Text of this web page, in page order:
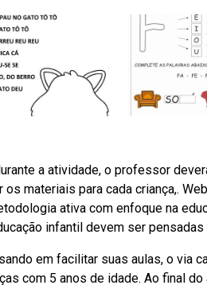
a atividade, o professor
os materiais para cada criança,.
ativa com enfoque na
infantil devem ser
em facilitar suas aulas, o via
com 5 anos de idade. Ao final